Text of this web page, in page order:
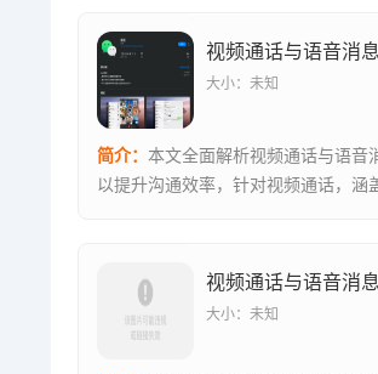
大小：未知
简介： 本文全面解析视频通话与语音
以提升沟通效率，针对视频通话，涵
大小：未知